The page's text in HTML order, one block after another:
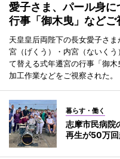
愛子さま、パール身
行事「御木曳」などご
天皇皇后両陛下の長女愛子さ
宮（げくう）・内宮（ないく
て替える式年遷宮の行事「御
加工作業などをご視察された。
暮らす・働く
志摩市民病
再生が50万